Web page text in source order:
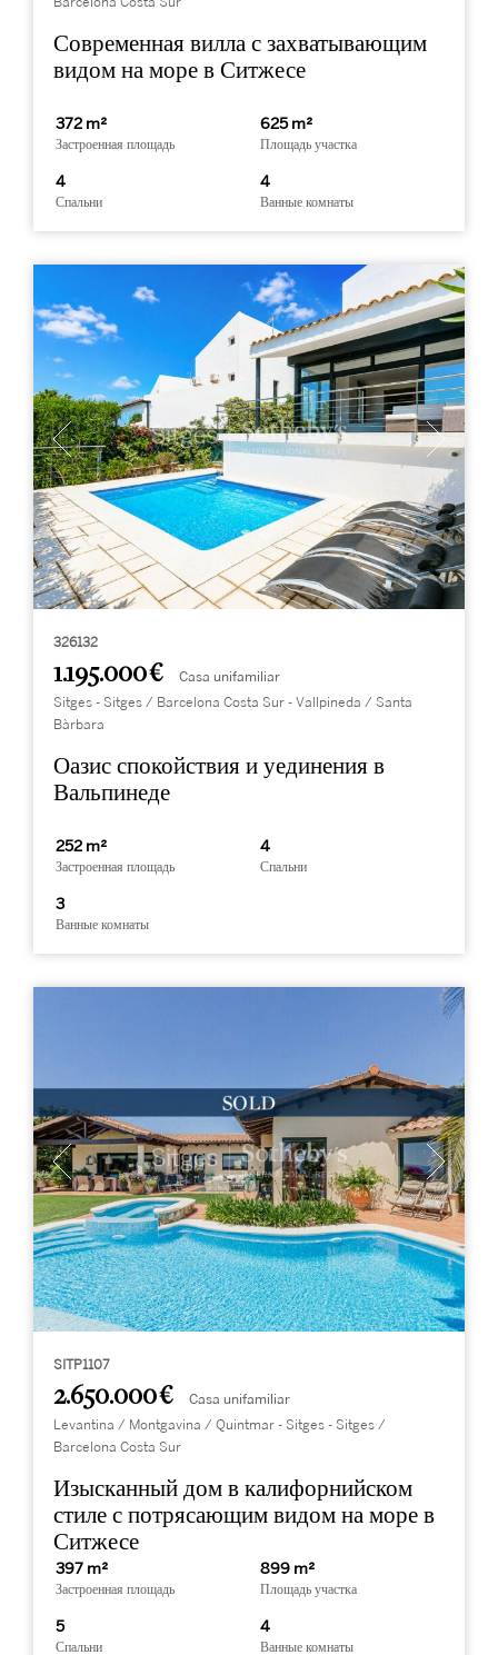
Barcelona Costa Sur
Современная вилла с захватывающим
видом на море в Ситжесе
372 m²
Застроенная площадь
625 m²
Площадь участка
4
Спальни
4
Ванные комнаты
326132
1.195.000 € Casa unifamiliar
Sitges - Sitges / Barcelona Costa Sur - Vallpineda / Santa
Bàrbara
Оазис спокойствия и уединения в
Вальпинеде
252 m²
Застроенная площадь
4
Спальни
3
Ванные комнаты
SITP1107
2.650.000 € Casa unifamiliar
Levantina / Montgavina / Quintmar - Sitges - Sitges /
Barcelona Costa Sur
Изысканный дом в калифорнийском
стиле с потрясающим видом на море в
Ситжесе
397 m²
Застроенная площадь
899 m²
Площадь участка
5
Спальни
4
Ванные комнаты